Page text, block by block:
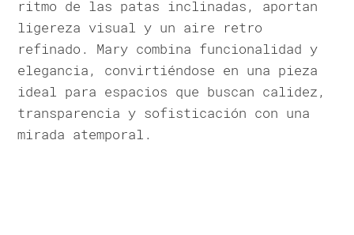
ritmo de las patas inclinadas, aportan
ligereza visual y un aire retro
refinado. Mary combina funcionalidad y
elegancia, convirtiéndose en una pieza
ideal para espacios que buscan calidez,
transparencia y sofisticación con una
mirada atemporal.